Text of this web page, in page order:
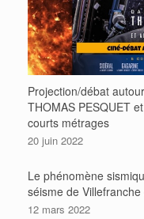
Projection/débat
THOMAS PESQUET
courts métrages
20 juin 2022
Le phénomène
séisme de
12 mars 2022